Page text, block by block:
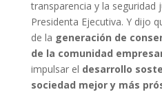
transparencia y la seguridad
Presidenta Ejecutiva. Y dijo
de la generación de
de la comunidad
impulsar el desarrollo
sociedad mejor y más